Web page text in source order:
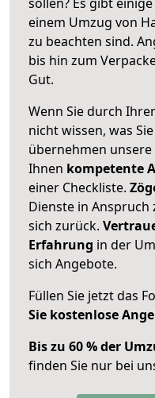
einem Umzug von
zu beachten sind.
bis hin zum
Gut.
Wenn Sie durch
nicht wissen, was
übernehmen
Ihnen kompetente
einer Checkliste.
Dienste in Anspruch
sich zurück.
Erfahrung in der
sich Angebote.
Füllen Sie jetzt das
Sie kostenlose
Bis zu 60 % der
finden Sie nur bei